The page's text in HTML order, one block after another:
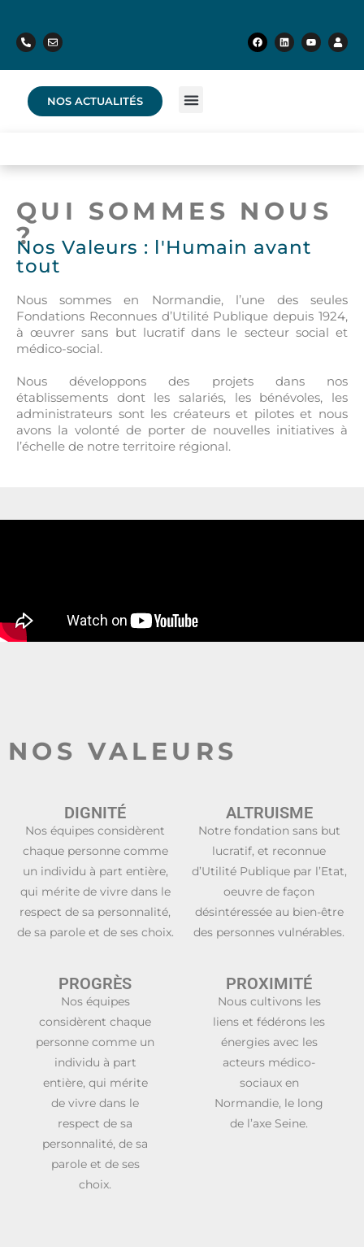
NOS ACTUALITÉS
QUI SOMMES NOUS
?
Nos Valeurs : l'Humain avant
tout
Nous sommes en Normandie, l’une des seules
Fondations Reconnues d’Utilité Publique depuis 1924,
à œuvrer sans but lucratif dans le secteur social et
médico-social.
Nous développons des projets dans nos
établissements dont les salariés, les bénévoles, les
administrateurs sont les créateurs et pilotes et nous
avons la volonté de porter de nouvelles initiatives à
l’échelle de notre territoire régional.
NOS VALEURS
DIGNITÉ
Nos équipes considèrent
chaque personne comme
un individu à part entière,
qui mérite de vivre dans le
respect de sa personnalité,
de sa parole et de ses choix.
ALTRUISME
Notre fondation sans but
lucratif, et reconnue
d’Utilité Publique par l’Etat,
oeuvre de façon
désintéressée au bien-être
des personnes vulnérables.
PROGRÈS
Nos équipes
considèrent chaque
personne comme un
individu à part
entière, qui mérite
de vivre dans le
respect de sa
personnalité, de sa
parole et de ses
choix.
PROXIMITÉ
Nous cultivons les
liens et fédérons les
énergies avec les
acteurs médico-
sociaux en
Normandie, le long
de l’axe Seine.